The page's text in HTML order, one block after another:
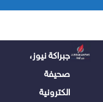
جبراكة نيوز،
صحيفة
الكترونية